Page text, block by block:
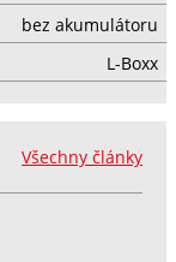
bez akumulátoru
L-Boxx
Všechny články